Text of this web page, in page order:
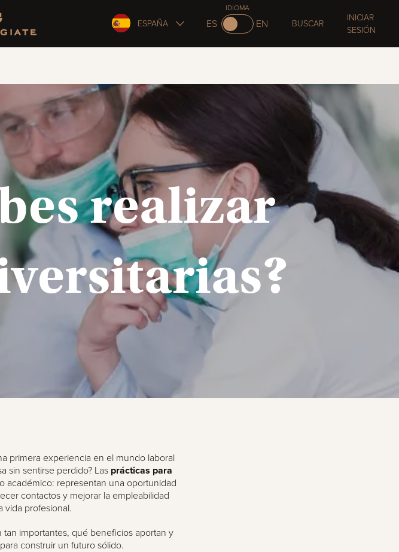
ESPAÑA ES
IDIOMA
EN BUSCAR
INICIAR
SESIÓN
realizar
primera experiencia en el mundo laboral
sin sentirse perdido? Las prácticas para
académico: representan una oportunidad
contactos y mejorar la empleabilidad
vida profesional.
tan importantes, qué beneficios aportan y
construir un futuro sólido.